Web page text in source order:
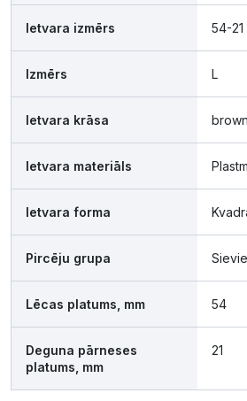
Ietvara izmērs 54-21
Izmērs L
Ietvara krāsa brown
Ietvara materiāls
Ietvara forma
Pircēju grupa
Lēcas platums, mm 54
Deguna pārneses
platums, mm
21